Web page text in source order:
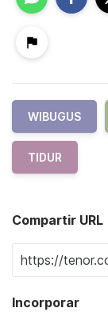
WIBUGUS
TIDUR
Compartir URL
Incorporar